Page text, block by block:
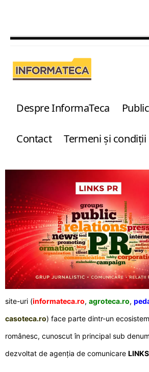
Despre InformaTeca
Contact Termeni şi condiţii
site-uri (informateca.ro, agroteca.ro,
casoteca.ro) face parte dintr-un
românesc, cunoscut în principal sub
dezvoltat de agenția de comunicare